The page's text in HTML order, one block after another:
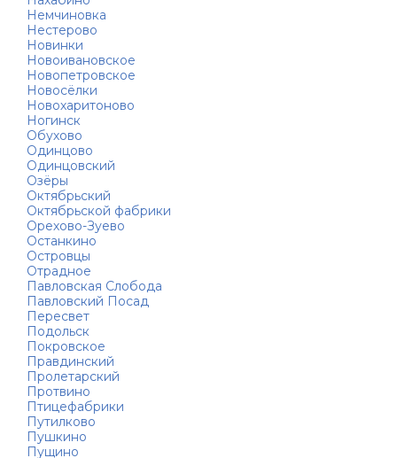
Немчиновка
Нестерово
Новинки
Новоивановское
Новопетровское
Новосёлки
Новохаритоново
Ногинск
Обухово
Одинцово
Одинцовский
Озёры
Октябрьский
Октябрьской фабрики
Орехово-Зуево
Останкино
Островцы
Отрадное
Павловская Слобода
Павловский Посад
Пересвет
Подольск
Покровское
Правдинский
Пролетарский
Протвино
Птицефабрики
Путилково
Пушкино
Пущино